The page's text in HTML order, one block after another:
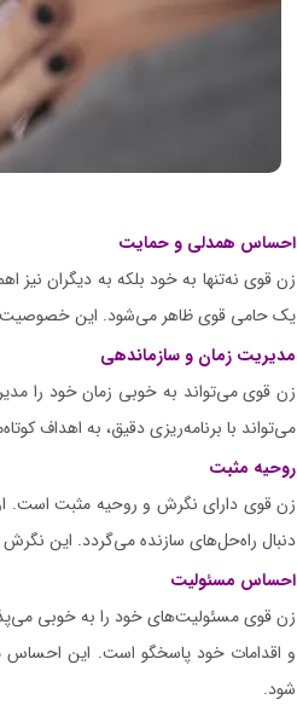
احساس همدلی و حمایت
زن قوی نه‌تنها به خود بلکه به دیگران نیز
یک حامی قوی ظاهر می‌شود. این خصوصیت او
مدیریت زمان و سازماندهی
زن قوی می‌تواند به خوبی زمان خود را
می‌تواند با برنامه‌ریزی دقیق، به اهداف
روحیه مثبت
زن قوی دارای نگرش و روحیه مثبت است.
دنبال راه‌حل‌های سازنده می‌گردد. این
احساس مسئولیت
زن قوی مسئولیت‌های خود را به خوبی
و اقدامات خود پاسخگو است. این احساس
شود.